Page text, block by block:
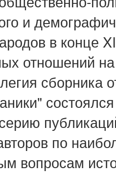
и
в конце
отношений
сборника
по
вопросам